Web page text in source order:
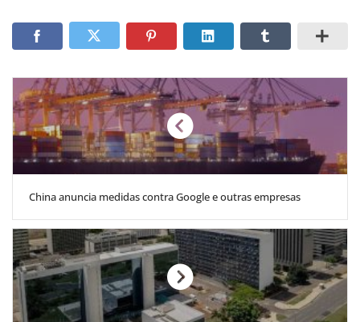
China anuncia medidas contra Google e outras empresas